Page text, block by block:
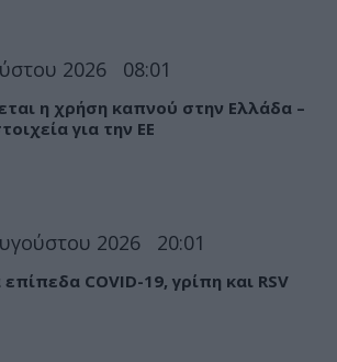
2026 08:01
η χρήση καπνού στην Ελλάδα –
για την ΕΕ
2026 20:01
COVID-19, γρίπη και RSV